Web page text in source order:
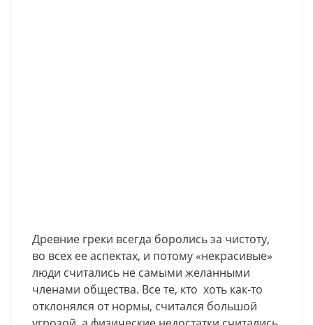
Древние греки всегда боролись за чистоту,
во всех ее аспектах, и потому «некрасивые»
люди считались не самыми желанными
членами общества. Все те, кто хоть как-то
отклонялся от нормы, считался большой